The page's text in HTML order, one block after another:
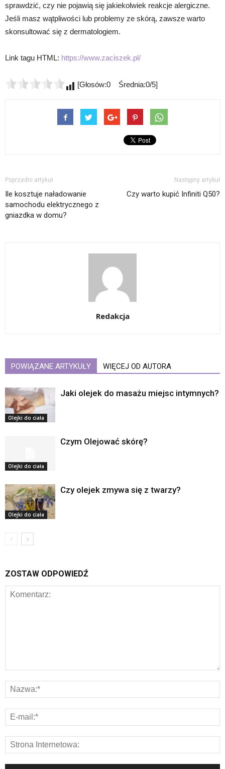
sprawdzić, czy nie pojawią się jakiekolwiek reakcje alergiczne.
Jeśli masz wątpliwości lub problemy ze skórą, zawsze warto
skonsultować się z dermatologiem.
Link tagu HTML: https://www.zaciszek.pl/
[Głosów:0 Średnia:0/5]
Poprzedni artykuł
Ile kosztuje naładowanie
samochodu elektrycznego z
gniazdka w domu?
Następny artykuł
Czy warto kupić Infiniti Q50?
Redakcja
POWIĄZANE ARTYKUŁY WIĘCEJ OD AUTORA
Olejki do ciała
Jaki olejek do masażu miejsc intymnych?
Olejki do ciała
Czym Olejować skórę?
Olejki do ciała
Czy olejek zmywa się z twarzy?
ZOSTAW ODPOWIEDŹ